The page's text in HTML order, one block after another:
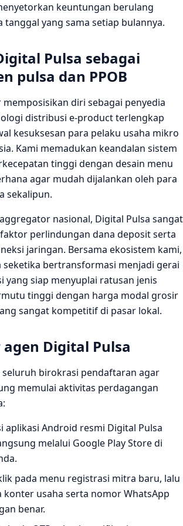
keuntungan berulang
tanggal yang sama setiap bulannya.
Pulsa sebagai
pulsa dan PPOB
diri sebagai penyedia
distribusi e-product terlengkap
kesuksesan para pelaku usaha mikro
Kami memadukan keandalan sistem
tinggi dengan desain menu
agar mudah dijalankan oleh para
sekalipun.
nasional, Digital Pulsa sangat
perlindungan dana deposit serta
jaringan. Bersama ekosistem kami,
seketika bertransformasi menjadi gerai
siap menyuplai ratusan jenis
tinggi dengan harga modal grosir
sangat kompetitif di pasar lokal.
Digital Pulsa
seluruh birokrasi pendaftaran agar
memulai aktivitas perdagangan
aplikasi Android resmi Digital Pulsa
melalui Google Play Store di
pada menu registrasi mitra baru, lalu
konter usaha serta nomor WhatsApp
benar.